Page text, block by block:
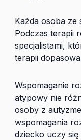
Każda osoba ze
Podczas terapii
specjalistami,
terapii
Wspomaganie
atypowy nie
osoby z
wspomagania
dziecko uczy